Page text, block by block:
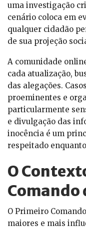
uma investigação
cenário coloca em
qualquer cidadão
de sua projeção
A comunidade
cada atualização,
das alegações.
proeminentes e
particularmente
e divulgação das
inocência é um
respeitado
O
Comando
O Primeiro
maiores e mais